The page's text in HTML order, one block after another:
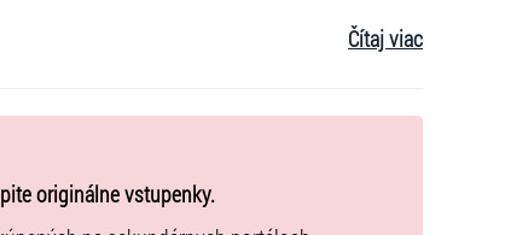
Čítaj viac
originálne vstupenky.